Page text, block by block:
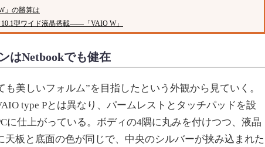
」の勝算は
10.1型ワイド液晶搭載――「VAIO W」
はNetbookでも健在
美しいフォルム”を目指したという外観から見ていく。
type Pとは異なり、パームレストとタッチパッドを設
に仕上がっている。ボディの4隅に丸みを付けつつ、液晶
天板と底面の色が同じで、中央のシルバーが挟み込まれた